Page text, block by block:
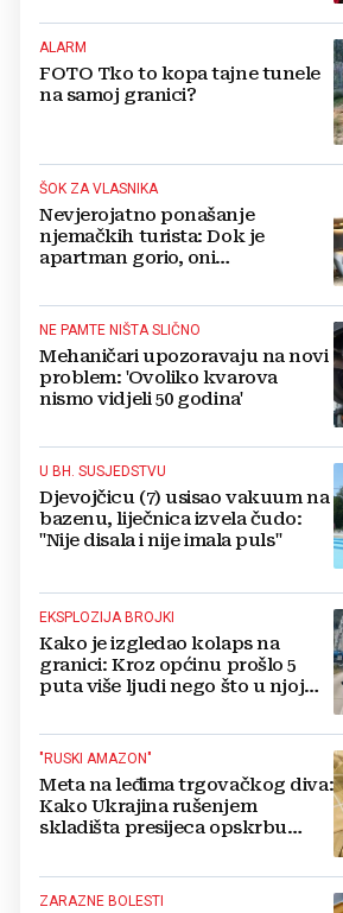
ALARM
FOTO Tko to kopa tajne tunele
na samoj granici?
ŠOK ZA VLASNIKA
Nevjerojatno ponašanje
njemačkih turista: Dok je
apartman gorio, oni
NE PAMTE NIŠTA SLIČNO
Mehaničari upozoravaju na novi
problem: 'Ovoliko kvarova
nismo vidjeli 50 godina'
U BH. SUSJEDSTVU
Djevojčicu (7) usisao vakuum na
bazenu, liječnica izvela čudo:
"Nije disala i nije imala puls"
EKSPLOZIJA BROJKI
Kako je izgledao kolaps na
granici: Kroz općinu prošlo 5
puta više ljudi nego što u njoj
"RUSKI AMAZON"
Meta na leđima trgovačkog diva:
Kako Ukrajina rušenjem
skladišta presijeca opskrbu
ZARAZNE BOLESTI